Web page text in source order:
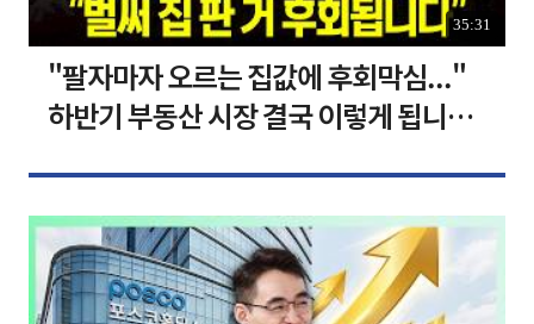
35:31
"팔자마자 오르는 집값에 후회막심..."
하반기 부동산 시장 결국 이렇게 됩니다 I